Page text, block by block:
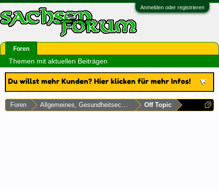
Anmelden oder registrieren
Foren Allgemeines, Gesundheitsecke & Umfragen
Off Topic
Foren
Themen mit aktuellen Beiträgen